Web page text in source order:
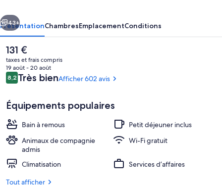
Détail de l’extérieur
Suivant
43+
PrésentationChambresEmplacementConditions
Le
prix
actuel
est
de
131 €
taxes et frais compris
19 août - 20 août
Avis
voyageurs
8,28,2 sur 10
Très bienAfficher 602 avis
Équipements populaires
Bain à remous
Petit déjeuner inclus
Animaux de compagnie
admis
Wi-Fi gratuit
Climatisation
Services d’affaires
Tout afficher